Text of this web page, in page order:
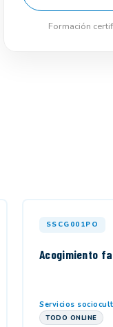
Formación
SSCG001PO
Acogimiento
Servicios
TODO ONLINE